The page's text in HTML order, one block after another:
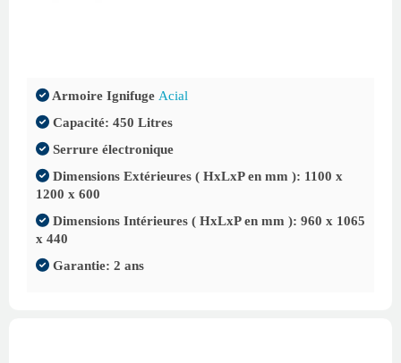
Armoire Ignifuge Acial
Capacité: 450 Litres
Serrure électronique
Dimensions Extérieures ( HxLxP en mm ): 1100 x
1200 x 600
Dimensions Intérieures ( HxLxP en mm ): 960 x 1065
x 440
Garantie: 2 ans